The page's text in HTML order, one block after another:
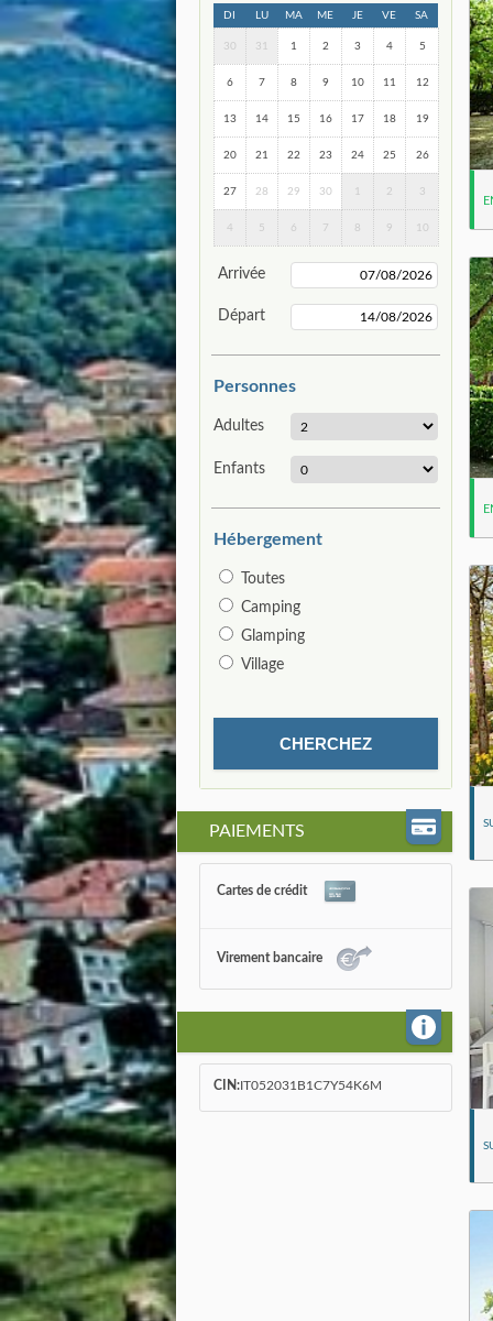
DI LU MA ME JE VE SA
30 31 1 2 3 4 5
6 7 8 9 10 11 12
13 14 15 16 17 18 19
20 21 22 23 24 25 26
27 28 29 30 1 2 3
4 5 6 7 8 9 10
Arrivée
Départ
Personnes
Adultes
Enfants
Hébergement
Toutes
Camping
Glamping
Village
PAIEMENTS
Cartes de crédit
Virement bancaire
CIN:IT052031B1C7Y54K6M